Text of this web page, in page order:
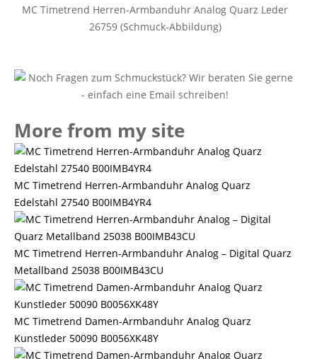
MC Timetrend Herren-Armbanduhr Analog Quarz Leder
26759 (Schmuck-Abbildung)
More from my site
MC Timetrend Herren-Armbanduhr Analog Quarz
Edelstahl 27540 B00IMB4YR4
MC Timetrend Herren-Armbanduhr Analog – Digital Quarz
Metallband 25038 B00IMB43CU
MC Timetrend Damen-Armbanduhr Analog Quarz
Kunstleder 50090 B0056XK48Y